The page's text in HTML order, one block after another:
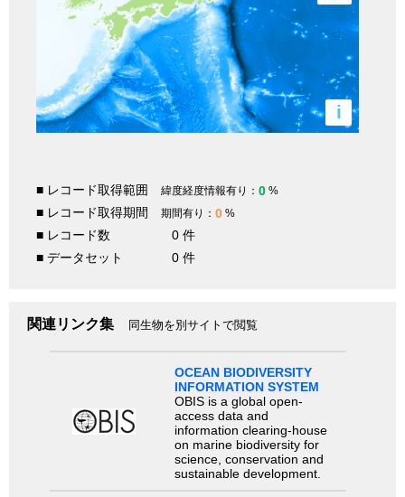
i
■ レコード取得範囲 緯度経度情報有り： 0 %
■ レコード取得期間 期間有り： 0 %
■ レコード数
0 件
■ データセット
0 件
関連リンク集 同生物を別サイトで閲覧
OCEAN BIODIVERSITY
INFORMATION SYSTEM
OBIS is a global open-
access data and
information clearing-house
on marine biodiversity for
science, conservation and
sustainable development.